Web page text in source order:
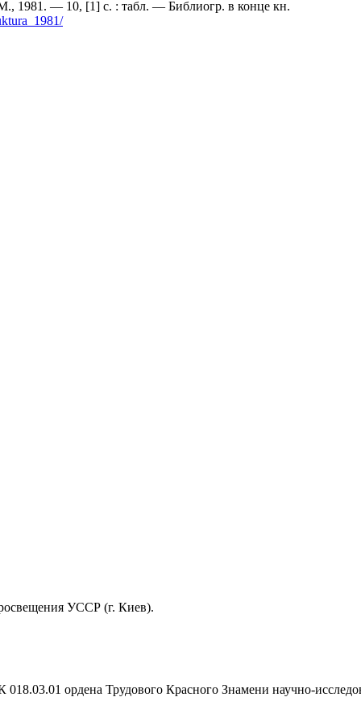
1981. — 10, [1] с. : табл. — Библиогр. в конце кн.
УССР (г. Киев).
ордена Трудового Красного Знамени научно-